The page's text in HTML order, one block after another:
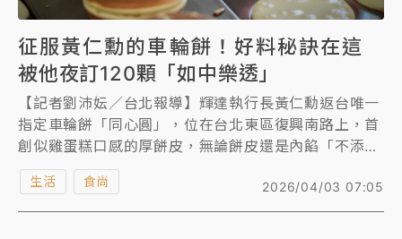
征服黃仁勳的車輪餅！好料秘訣在這
被他夜訂120顆「如中樂透」
【記者劉沛妘／台北報導】輝達執行長黃仁勳返台唯一
指定車輪餅「同心圓」，位在台北東區復興南路上，首
創似雞蛋糕口感的厚餅皮，無論餅皮還是內餡「不添加
一滴水」，全使用國產鮮乳製作，單純好味道在地飄香
27年。
2026/04/03 07:05
生活 食尚